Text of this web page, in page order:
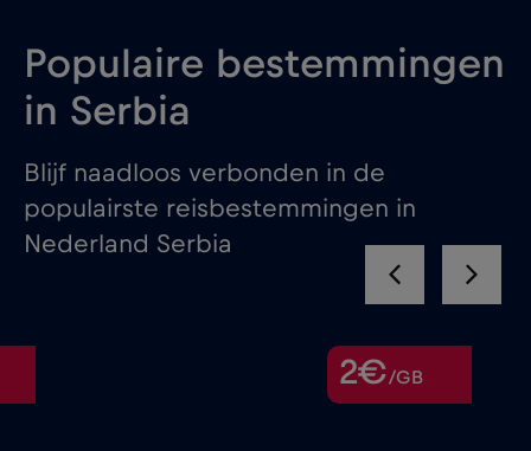
Populaire bestemmingen
in Serbia
Blijf naadloos verbonden in de
populairste reisbestemmingen in
Nederland Serbia
2€/GB